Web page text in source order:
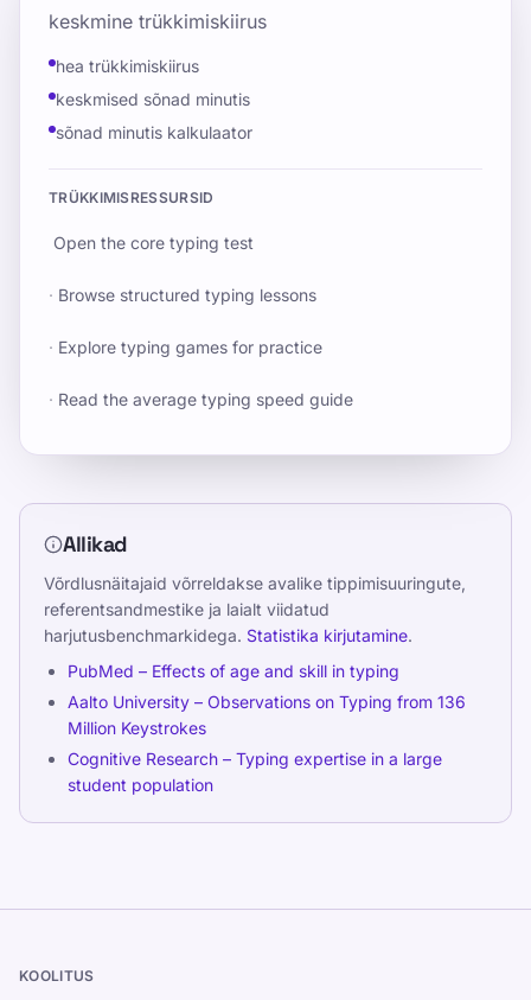
keskmine trükkimiskiirus
hea trükkimiskiirus
keskmised sõnad minutis
sõnad minutis kalkulaator
TRÜKKIMISRESSURSID
Open the core typing test
· Browse structured typing lessons
· Explore typing games for practice
· Read the average typing speed guide
Allikad
Võrdlusnäitajaid võrreldakse avalike tippimisuuringute,
referentsandmestike ja laialt viidatud
harjutusbenchmarkidega. Statistika kirjutamine.
PubMed – Effects of age and skill in typing
Aalto University – Observations on Typing from 136
Million Keystrokes
Cognitive Research – Typing expertise in a large
student population
KOOLITUS